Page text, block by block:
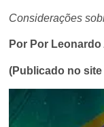
Considerações
Por Por Leonardo
(Publicado no site